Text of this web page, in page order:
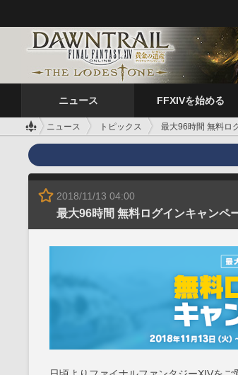
ニュース FFXIVを始める
ニュース トピックス 最大96時間 無料ロ
2018/11/13 04:00
最大96時間 無料ログインキャンペ